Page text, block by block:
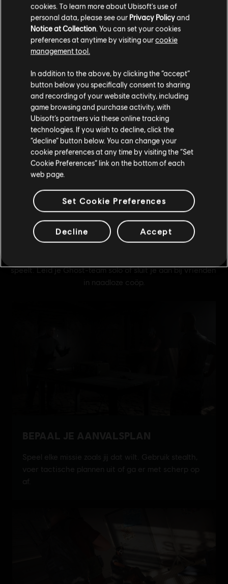
Bezoek onze lokale Store om een aankoop te
kunnen doen.
Blijf op de huidige Store
Schakel over naar mijn lokale Store
cookies. To learn more about Ubisoft's use of
personal data, please see our Privacy Policyand
Notice at Collection. You can set your cookies
preferences at anytime by visiting ourcookie
management tool.
In addition to the above, by clicking the “accept”
button below you specifically consent to sharing
and recording of your website activity, including
game browsing and purchase activity, with
Ubisoft’s partners via these online tracking
technologies. If you wish to decline, click the
“decline” button below. You can change your
cookie preferences at any time by visiting the “Set
Cookie Preferences” link on the bottom of each
web page.
Set Cookie Preferences
Decline Accept